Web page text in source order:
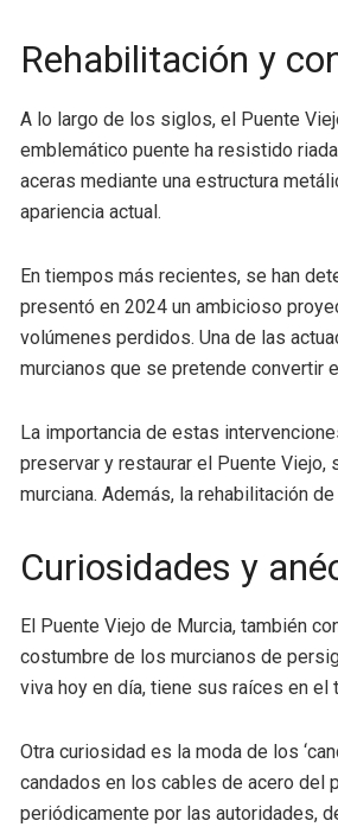
Rehabilitación y
A lo largo de los siglos, el Puente
emblemático puente ha resistido
aceras mediante una estructura
apariencia actual.
En tiempos más recientes, se han
presentó en 2024 un ambicioso
volúmenes perdidos. Una de las
murcianos que se pretende convertir
La importancia de estas
preservar y restaurar el Puente
murciana. Además, la rehabilitación
Curiosidades y
El Puente Viejo de Murcia, también
costumbre de los murcianos de
viva hoy en día, tiene sus raíces en
Otra curiosidad es la moda de los
candados en los cables de acero del
periódicamente por las autoridades,